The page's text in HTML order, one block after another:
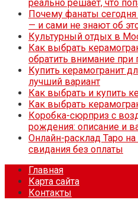
реально решает, что
Почему фанаты
— и сами не знают об
Культурный отдых в
Как выбрать
обратить внимание при
Купить керамогранит
лучший вариант
Как выбрать и купить
Как выбрать
Коробка-сюрприз с
рождения: описание и
Онлайн-расклад Таро
свидания без оплаты
Главная
Карта сайта
Контакты